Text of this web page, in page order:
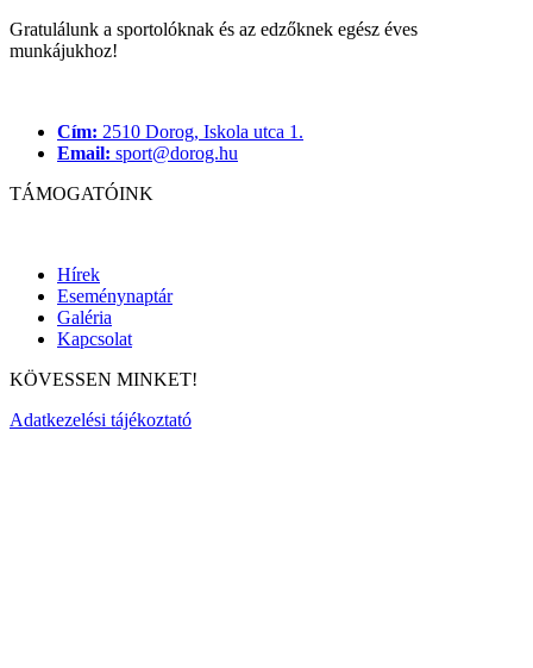
Gratulálunk a sportolóknak és az edzőknek egész éves
munkájukhoz!
Cím: 2510 Dorog, Iskola utca 1.
Email: sport@dorog.hu
TÁMOGATÓINK
Hírek
Eseménynaptár
Galéria
Kapcsolat
KÖVESSEN MINKET!
Adatkezelési tájékoztató